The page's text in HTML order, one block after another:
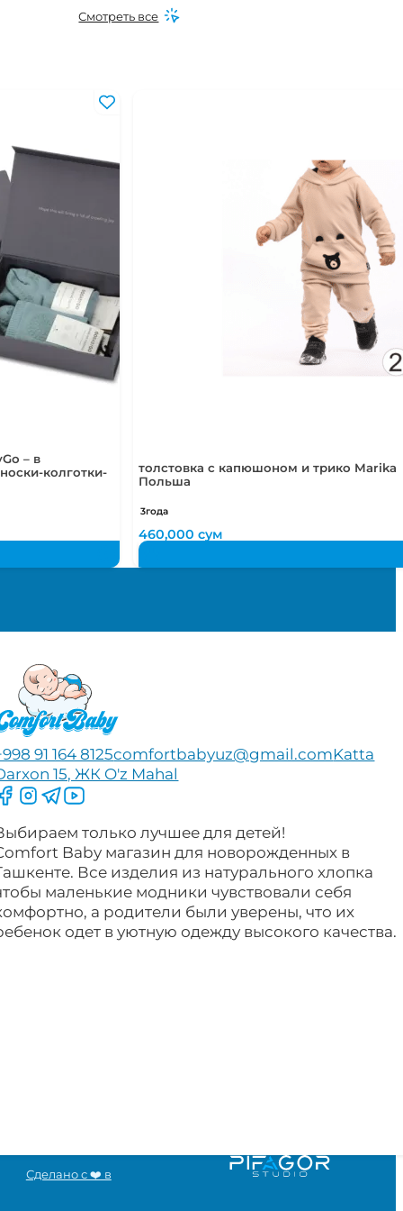
лет
Смотреть все
– в
колготки-
толстовка с капюшоном и трико Marika
Польша
3года
460,000 сум
91 164 8125comfortbabyuz@gmail.comKatta
15, ЖК O'z Mahal
Следите за нами на Facebook
Следите за нами в Instagram
Следите за нами в Telegram
Следите за нами в YouTube
только лучшее для детей!
Baby магазин для новорожденных в
Все изделия из натурального хлопка
маленькие модники чувствовали себя
а родители были уверены, что их
одет в уютную одежду высокого качества.
Сделано с ❤️ в